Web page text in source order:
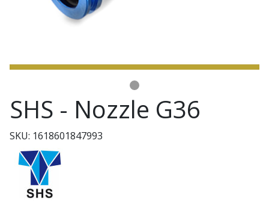
SHS - Nozzle G36
SKU: 1618601847993